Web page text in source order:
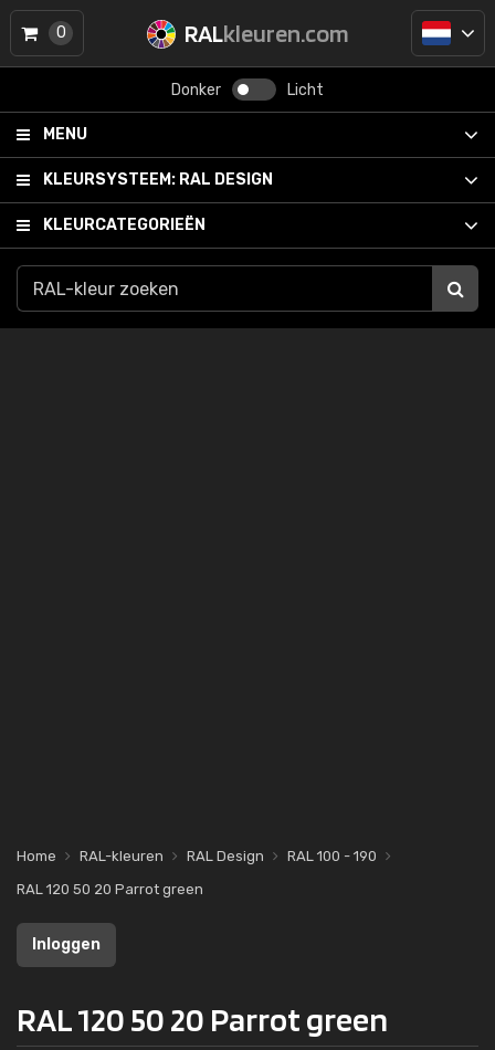
RALkleuren.com
Donker Licht
MENU
KLEURSYSTEEM: RAL DESIGN
KLEURCATEGORIEËN
0
Home RAL-kleuren RAL Design
RAL 100 - 190
RAL 120 50 20 Parrot green
Inloggen
RAL 120 50 20 Parrot green